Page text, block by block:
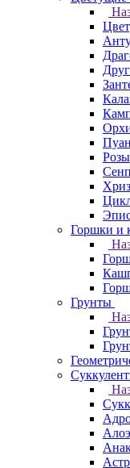
Розы
Горшки и
Грунты
Алоэ